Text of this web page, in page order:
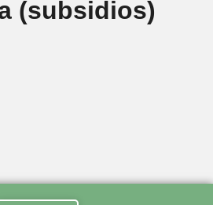
(subsidios)